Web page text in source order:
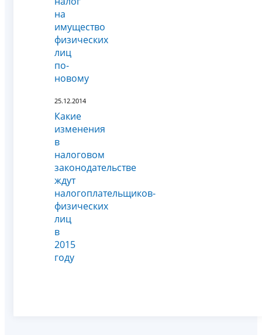
на
имущество
физических
лиц
по-
новому
25.12.2014
Какие
изменения
в
налоговом
законодательстве
ждут
налогоплательщиков-
физических
лиц
в
2015
году